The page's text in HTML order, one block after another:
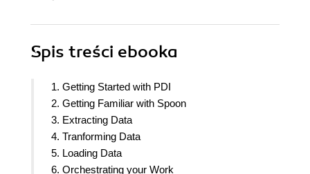
Spis treści ebooka
1. Getting Started with PDI
2. Getting Familiar with Spoon
3. Extracting Data
4. Tranforming Data
5. Loading Data
6. Orchestrating your Work